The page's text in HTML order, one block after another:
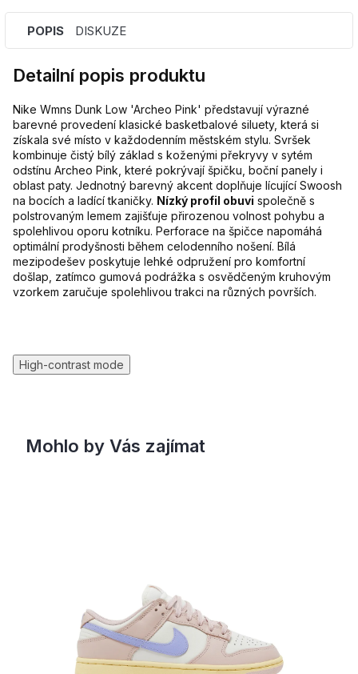
POPIS DISKUZE
Detailní popis produktu
Nike Wmns Dunk Low 'Archeo Pink' představují výrazné
barevné provedení klasické basketbalové siluety, která si
získala své místo v každodenním městském stylu. Svršek
kombinuje čistý bílý základ s koženými překryvy v sytém
odstínu Archeo Pink, které pokrývají špičku, boční panely i
oblast paty. Jednotný barevný akcent doplňuje lícující Swoosh
na bocích a ladící tkaničky. Nízký profil obuvi společně s
polstrovaným lemem zajišťuje přirozenou volnost pohybu a
spolehlivou oporu kotníku. Perforace na špičce napomáhá
optimální prodyšnosti během celodenního nošení. Bílá
mezipodešev poskytuje lehké odpružení pro komfortní
došlap, zatímco gumová podrážka s osvědčeným kruhovým
vzorkem zaručuje spolehlivou trakci na různých površích.
High-contrast mode